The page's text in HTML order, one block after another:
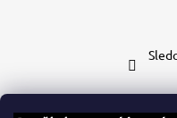
Kontakt